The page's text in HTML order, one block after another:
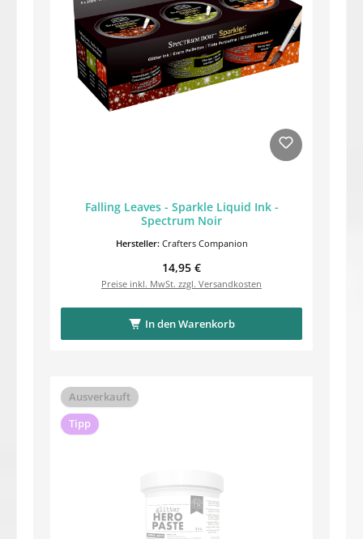
Falling Leaves - Sparkle Liquid Ink -
Spectrum Noir
Hersteller: Crafters Companion
Regulärer Preis:
14,95 €
Preise inkl. MwSt. zzgl. Versandkosten
In den Warenkorb
Ausverkauft
Tipp